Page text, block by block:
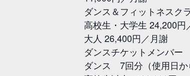
ダンス＆フィットネスク
高校生・大学生 24,200円
大人 26,400円／月謝
ダンスチケットメンバー
ダンス 7回分（使用日か